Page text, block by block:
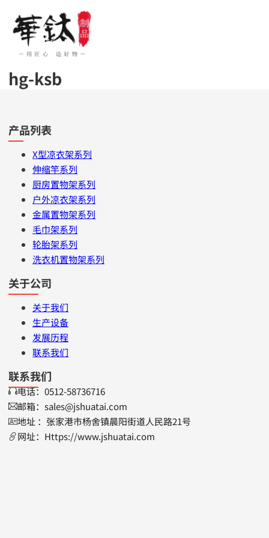
hg-ksb
产品列表
X型凉衣架系列
伸缩竿系列
厨房置物架系列
户外凉衣架系列
金属置物架系列
毛巾架系列
轮胎架系列
洗衣机置物架系列
关于公司
关于我们
生产设备
发展历程
联系我们
联系我们
电话：0512-58736716
邮箱：sales@jshuatai.com
地址 ：张家港市杨舍镇晨阳街道人民路21号
网址：Https://www.jshuatai.com